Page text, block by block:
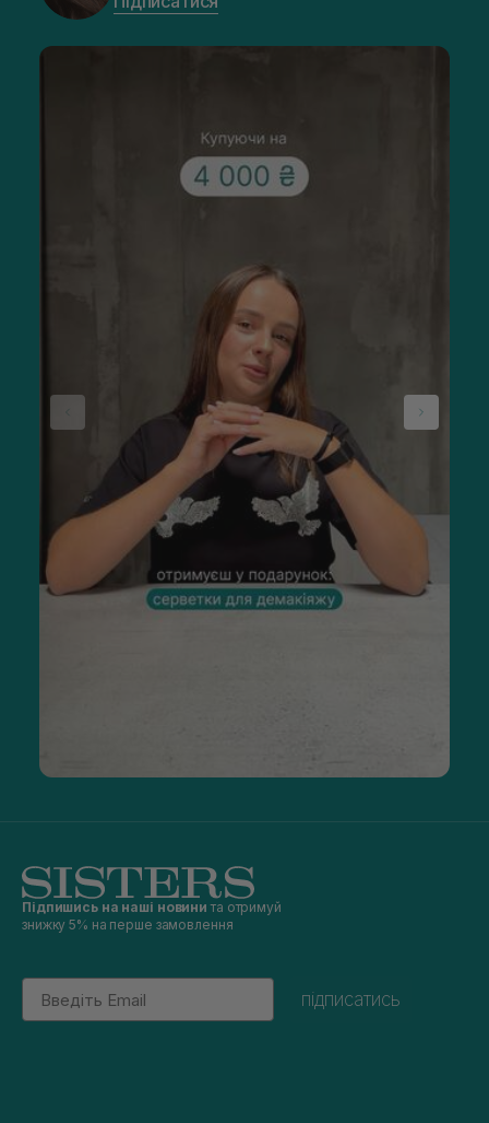
Підпишись на наші новини та отримуй
знижку 5% на перше замовлення
Email
підписатись